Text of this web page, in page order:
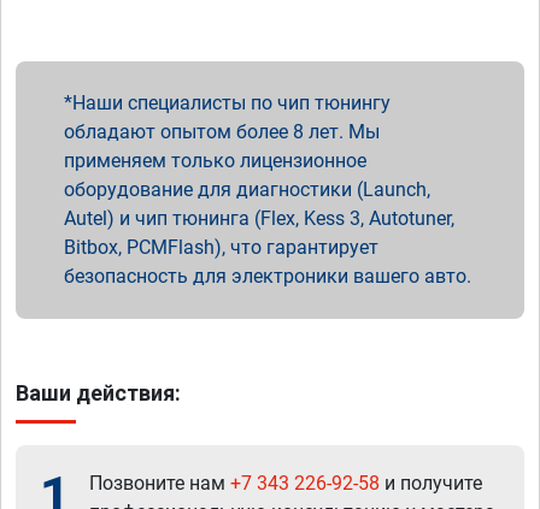
Наши специалисты по чип тюнингу
обладают опытом более 8 лет. Мы
применяем только лицензионное
оборудование для диагностики (Launch,
Autel) и чип тюнинга (Flex, Kess 3, Autotuner,
Bitbox, PCMFlash), что гарантирует
безопасность для электроники вашего авто.
Ваши действия:
1 Позвоните нам +7 343 226-92-58 и получите